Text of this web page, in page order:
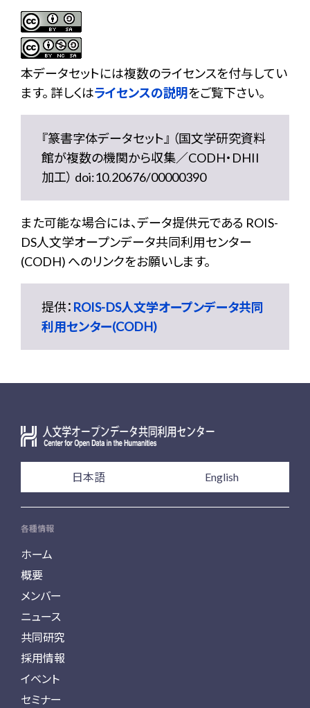
本データセットには複数のライセンスを付与してい
ます。 詳しくはライセンスの説明をご覧下さい。
『篆書字体データセット』 （国文学研究資料
館が複数の機関から収集／CODH・DHII
加工） doi:10.20676/00000390
また可能な場合には、データ提供元である ROIS-
DS人文学オープンデータ共同利用センター
(CODH) へのリンクをお願いします。
提供： ROIS-DS人文学オープンデータ共同
利用センター(CODH)
日本語 English
各種情報
ホーム
概要
メンバー
ニュース
共同研究
採用情報
イベント
セミナー